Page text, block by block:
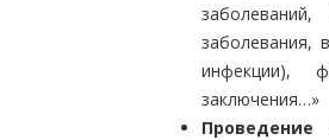
заболевания,
инфекции),
заключения…»
Проведение